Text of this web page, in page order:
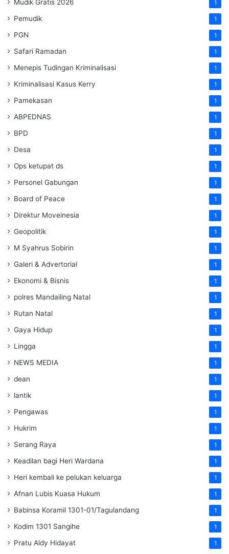
Mudik Gratis 2026 1
Pemudik 1
PGN 1
Safari Ramadan 1
Menepis Tudingan Kriminalisasi 1
Kriminalisasi Kasus Kerry 1
Pamekasan 1
ABPEDNAS 1
BPD 1
Desa 1
Ops ketupat ds 1
Personel Gabungan 1
Board of Peace 1
Direktur Moveinesia 1
Geopolitik 1
M Syahrus Sobirin 1
Galeri & Advertorial 1
Ekonomi & Bisnis 1
polres Mandailing Natal 1
Rutan Natal 1
Gaya Hidup 1
Lingga 1
NEWS MEDIA 1
dean 1
lantik 1
Pengawas 1
Hukrim 1
Serang Raya 1
Keadilan bagi Heri Wardana 1
Heri kembali ke pelukan keluarga 1
Afnan Lubis Kuasa Hukum 1
Babinsa Koramil 1301-01/Tagulandang 1
Kodim 1301 Sangihe 1
Pratu Aldy Hidayat 1